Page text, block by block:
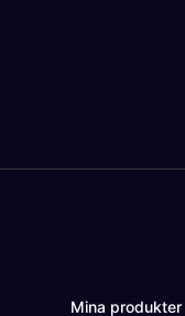
Mina produkter